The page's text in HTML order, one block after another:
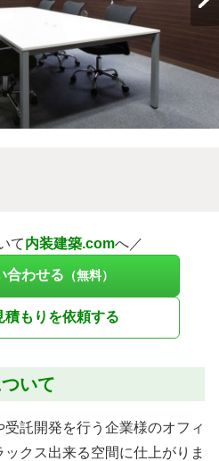
て内装建築.comへ／
合わせる （無料）
積もりを依頼する
いて
託開発を行う企業様のオフィ
クス出来る空間に仕上がりま